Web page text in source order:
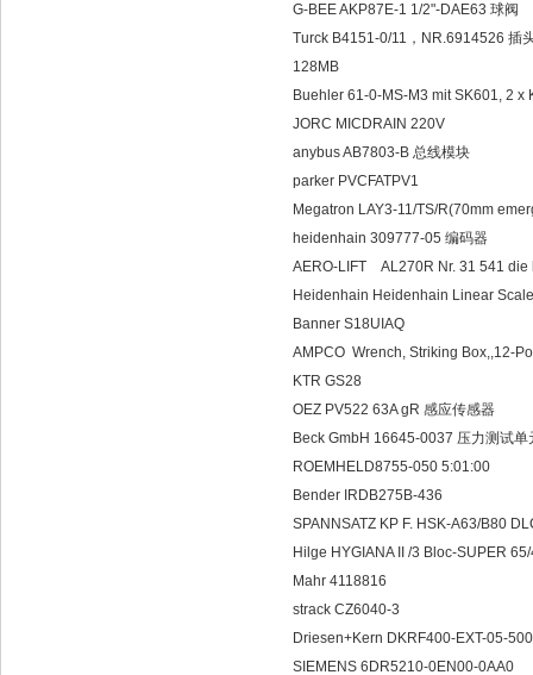
G-BEE AKP87E-1 1/2"-DAE63 球阀
Turck B4151-0/11，NR.6914526 插
128MB
Buehler 61-0-MS-M3 mit SK601, 2
JORC MICDRAIN 220V
anybus AB7803-B 总线模块
parker PVCFATPV1
Megatron LAY3-11/TS/R(70mm
heidenhain 309777-05 编码器
AERO-LIFT AL270R Nr. 31 541
Heidenhain Heidenhain Linear
Banner S18UIAQ
AMPCO Wrench, Striking Box,,12-
KTR GS28
OEZ PV522 63A gR 感应传感器
Beck GmbH 16645-0037 压力测试
ROEMHELD8755-050 5:01:00
Bender IRDB275B-436
SPANNSATZ KP F. HSK-A63/B80
Hilge HYGIANA II /3 Bloc-SUPER
Mahr 4118816
strack CZ6040-3
Driesen+Kern DKRF400-EXT-05-
SIEMENS 6DR5210-0EN00-0AA0